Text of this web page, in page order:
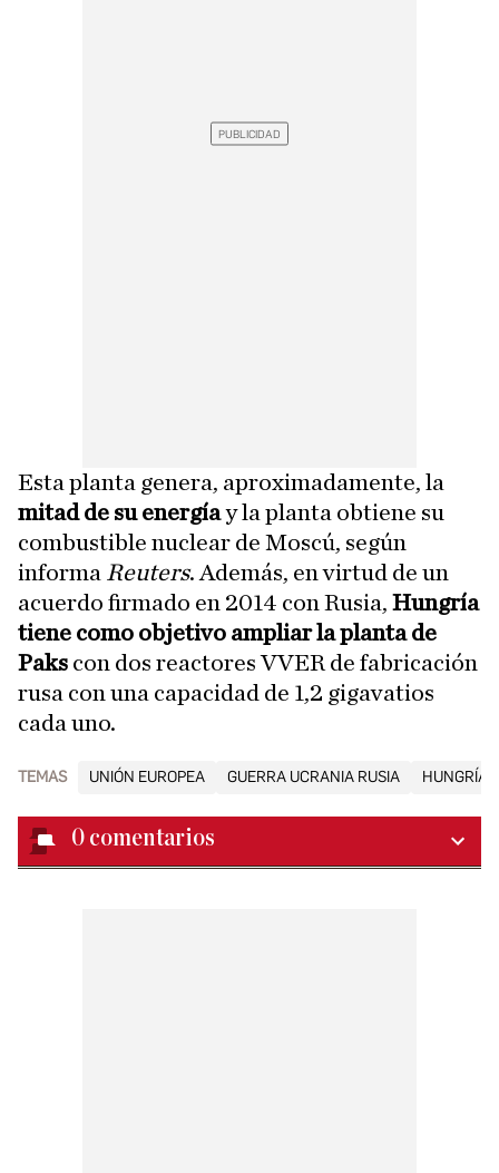
Esta planta genera, aproximadamente, la
mitad de su energíay la planta obtiene su
combustible nuclear de Moscú, según
informa Reuters. Además, en virtud de un
acuerdo firmado en 2014 con Rusia, Hungría
tiene como objetivo ampliar la planta de
Paks con dos reactores VVER de fabricación
rusa con una capacidad de 1,2 gigavatios
cada uno.
TEMAS UNIÓN EUROPEA GUERRA UCRANIA RUSIA HUNGRÍA
0 comentarios